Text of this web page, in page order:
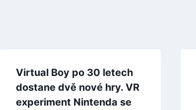
Virtual Boy po 30 letech
dostane dvě nové hry. VR
experiment Nintenda se